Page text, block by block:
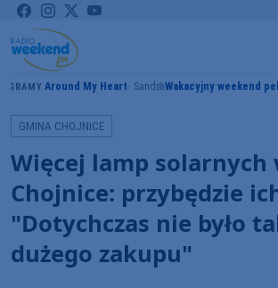
GRAMY Around My Heart SandraWakacyjny weekend
GMINA CHOJNICE
Więcej lamp solarnych
Chojnice: przybędzie
"Dotychczas nie było
dużego zakupu"